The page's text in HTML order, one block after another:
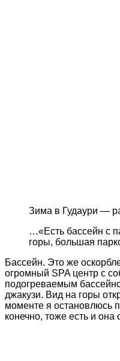
Зима в Гудаури —
…«Есть бассейн с
горы, большая
Бассейн. Это же
огромный SPA центр с
подогреваемым
джакузи. Вид на горы
моменте я остановлюсь
конечно, тоже есть и